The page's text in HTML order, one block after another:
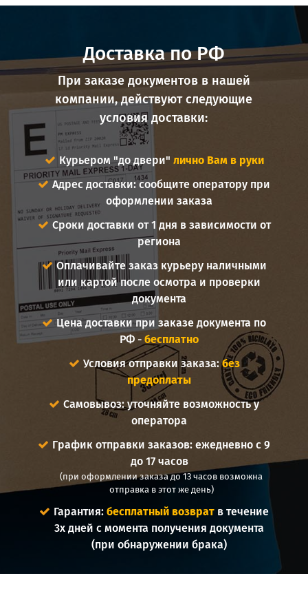
Доставка по РФ
При заказе документов в нашей
компании, действуют следующие
условия доставки:
Курьером "до двери" лично Вам в руки
Адрес доставки: сообщите оператору при
оформлении заказа
Сроки доставки от 1 дня в зависимости от
региона
Оплачивайте заказ курьеру наличными
или картой после осмотра и проверки
документа
Цена доставки при заказе документа по
РФ -бесплатно
Условия отправки заказа:без
предоплаты
Самовывоз: уточняйте возможность у
оператора
График отправки заказов: ежедневно с 9
до 17 часов
(при оформлении заказа до 13 часов возможна
отправка в этот же день)
Гарантия:бесплатный возврат в течение
3х дней с момента получения документа
(при обнаружении брака)